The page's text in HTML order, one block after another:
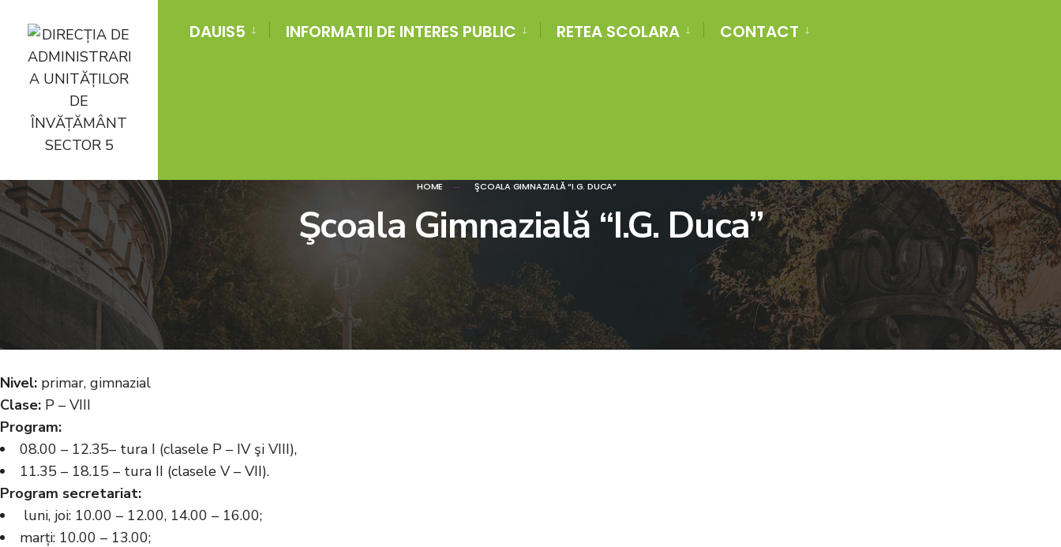
DAUIS5 INFORMATII DE INTERES PUBLIC RETEA SCOLARA CONTACT
HOME ŞCOALA GIMNAZIALĂ “I.G. DUCA”
Şcoala Gimnazială “I.G. Duca”
Nivel: primar, gimnazial
Clase: P – VIII
Program:
08.00 – 12.35– tura I (clasele P – IV şi VIII),
11.35 – 18.15 – tura II (clasele V – VII).
Program secretariat:
luni, joi: 10.00 – 12.00, 14.00 – 16.00;
marți: 10.00 – 13.00;